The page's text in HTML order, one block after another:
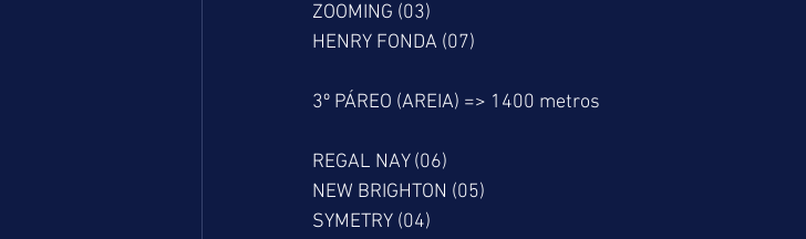
ZOOMING (03)
HENRY FONDA (07)
3º PÁREO (AREIA) => 1400 metros
REGAL NAY (06)
NEW BRIGHTON (05)
SYMETRY (04)